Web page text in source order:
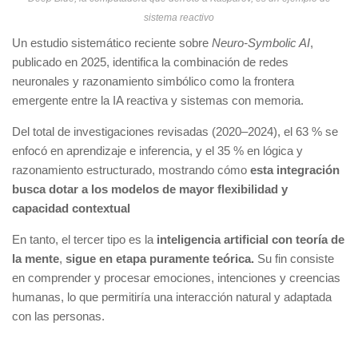
sistema reactivo
Un estudio sistemático reciente sobre Neuro-Symbolic AI,
publicado en 2025, identifica la combinación de redes
neuronales y razonamiento simbólico como la frontera
emergente entre la IA reactiva y sistemas con memoria.
Del total de investigaciones revisadas (2020–2024), el 63 % se
enfocó en aprendizaje e inferencia, y el 35 % en lógica y
razonamiento estructurado, mostrando cómo esta integración
busca dotar a los modelos de mayor flexibilidad y
capacidad contextual
En tanto, el tercer tipo es la inteligencia artificial con teoría de
la mente, sigue en etapa puramente teórica. Su fin consiste
en comprender y procesar emociones, intenciones y creencias
humanas, lo que permitiría una interacción natural y adaptada
con las personas.